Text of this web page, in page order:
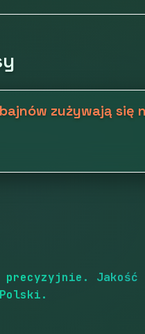
zużywają się
precyzyjnie. Jakość